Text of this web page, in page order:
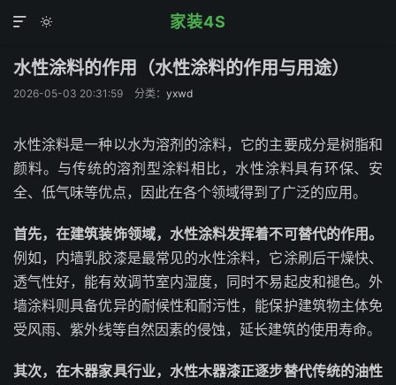
家装4S


水性涂料的作用（水性涂料的作用与用途）
2026-05-03 20:31:59 分类： yxwd
水性涂料是一种以水为溶剂的涂料，它的主要成分是树脂和
颜料。与传统的溶剂型涂料相比，水性涂料具有环保、安
全、低气味等优点，因此在各个领域得到了广泛的应用。
首先，在建筑装饰领域，水性涂料发挥着不可替代的作用。
例如，内墙乳胶漆是最常见的水性涂料，它涂刷后干燥快、
透气性好，能有效调节室内湿度，同时不易起皮和褪色。外
墙涂料则具备优异的耐候性和耐污性，能保护建筑物主体免
受风雨、紫外线等自然因素的侵蚀，延长建筑的使用寿命。
其次，在木器家具行业，水性木器漆正逐步替代传统的油性